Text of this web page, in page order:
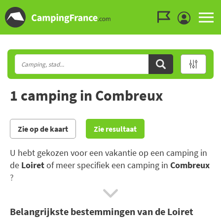
1 camping in Combreux
Zie op de kaart Zie resultaat
U hebt gekozen voor een vakantie op een camping in
de Loiretof meer specifiek een camping in Combreux
?
combinatie van natuur en cultuur: van het fort van
Belangrijkste bestemmingen van de Loiret